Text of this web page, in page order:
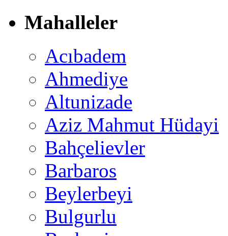
Mahalleler
Acıbadem
Ahmediye
Altunizade
Aziz Mahmut Hüdayi
Bahçelievler
Barbaros
Beylerbeyi
Bulgurlu